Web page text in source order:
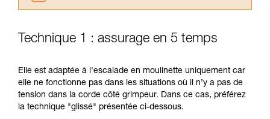
consulter. Vous devez avoir compris les
pouvoir comprendre ce complément
d’informations.
Maîtriser ces techniques nécessite une
formation et un entraînement spécifique. Validez
avec un professionnel votre capacité à refaire
Technique 1 : assurage en 5 temps
Elle est adaptée à l'escalade en moulinette uniquement car
elle ne fonctionne pas dans les situations où il n’y a pas de
tension dans la corde côté grimpeur. Dans ce cas, préférez
la technique "glissé" présentée ci-dessous.